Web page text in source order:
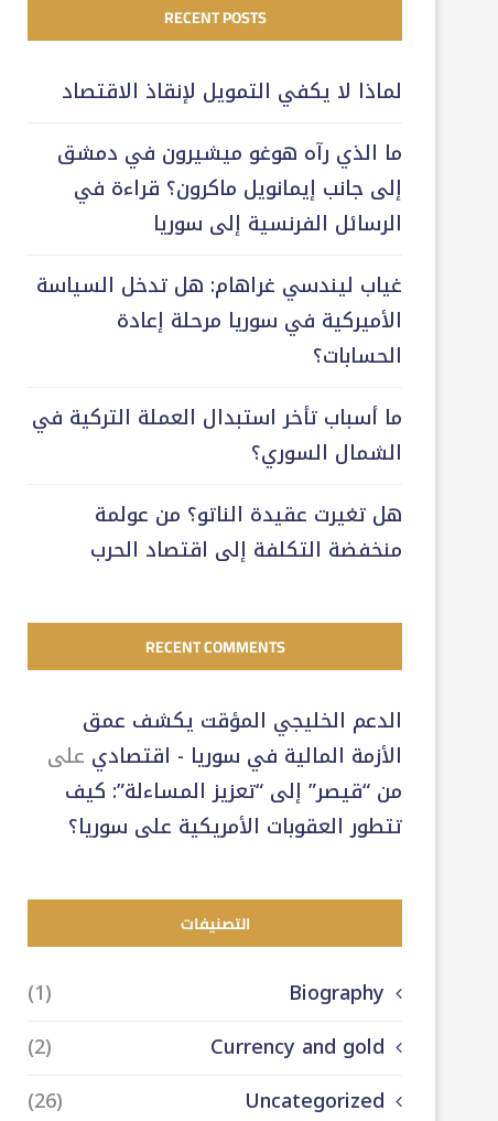
RECENT POSTS
لماذا لا يكفي التمويل لإنقاذ الاقتصاد
ما الذي رآه هوغو ميشيرون في دمشق
إلى جانب إيمانويل ماكرون؟ قراءة في
الرسائل الفرنسية إلى سوريا
غياب ليندسي غراهام: هل تدخل السياسة
الأميركية في سوريا مرحلة إعادة
الحسابات؟
ما أسباب تأخر استبدال العملة التركية في
الشمال السوري؟
هل تغيرت عقيدة الناتو؟ من عولمة
منخفضة التكلفة إلى اقتصاد الحرب
RECENT COMMENTS
الدعم الخليجي المؤقت يكشف عمق
الأزمة المالية في سوريا - اقتصادي على
من “قيصر” إلى “تعزيز المساءلة”: كيف
تتطور العقوبات الأمريكية على سوريا؟
التصنيفات
Biography
(1)
Currency and gold
(2)
Uncategorized
(26)